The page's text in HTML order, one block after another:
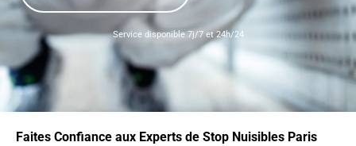
Service disponible 7j/7 et 24h/24
Faites Confiance aux Experts de Stop Nuisibles Paris